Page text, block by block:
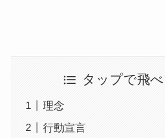
タップで飛
理念
行動宣言